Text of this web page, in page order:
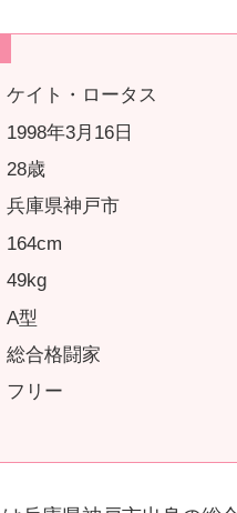
イト・ロータス
年3月16日
歳
庫県神戸市
型
合格闘家
リー